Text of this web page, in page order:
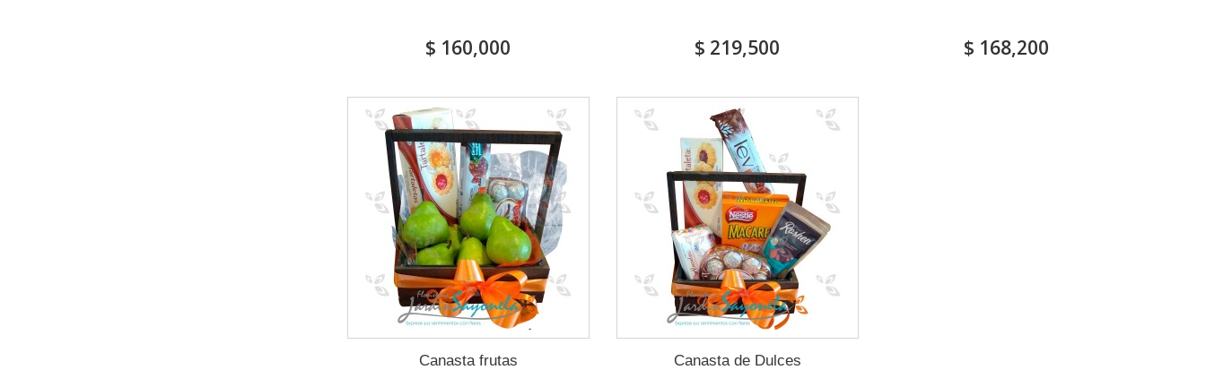
$ 160,000 $ 219,500 $ 168,200
Canasta frutas Canasta de Dulces